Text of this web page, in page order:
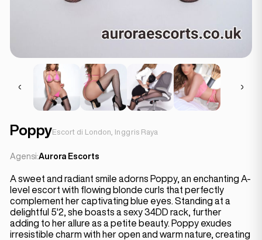
PoppyEscort di London, Inggris Raya
Agensi:Aurora Escorts
A sweet and radiant smile adorns Poppy, an enchanting A-
level escort with flowing blonde curls that perfectly
complement her captivating blue eyes. Standing at a
delightful 5'2, she boasts a sexy 34DD rack, further
adding to her allure as a petite beauty. Poppy exudes
irresistible charm with her open and warm nature, creating